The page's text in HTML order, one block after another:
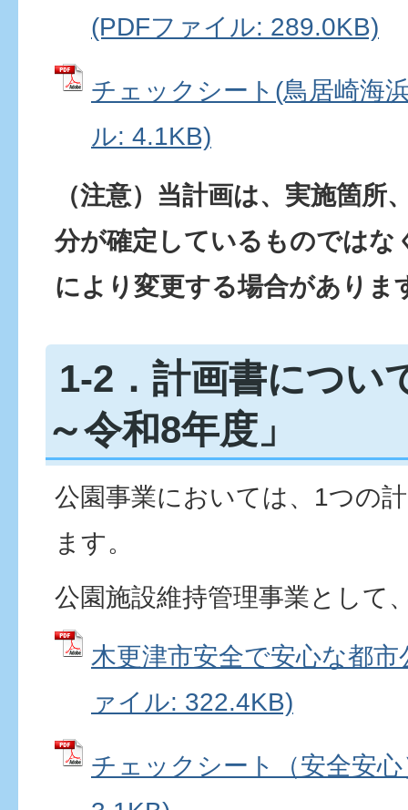
(PDFファイル: 289.0KB)
チェックシート(鳥居崎海
ル: 4.1KB)
（注意）当計画は、実施箇所
分が確定しているものではな
により変更する場合がありま
1-2．計画書につい
～令和8年度」
公園事業においては、1つの
ます。
公園施設維持管理事業として
木更津市安全で安心な都
ァイル: 322.4KB)
チェックシート（安全安